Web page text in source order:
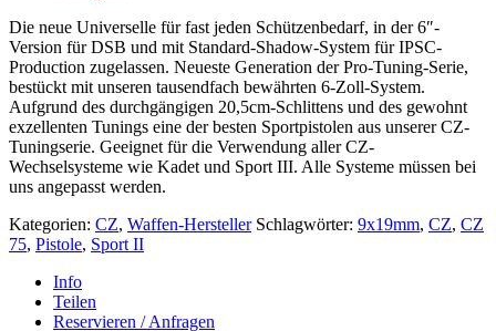
Die neue Universelle für fast jeden Schützenbedarf, in der 6″-
Version für DSB und mit Standard-Shadow-System für IPSC-
Production zugelassen. Neueste Generation der Pro-Tuning-Serie,
bestückt mit unseren tausendfach bewährten 6-Zoll-System.
Aufgrund des durchgängigen 20,5cm-Schlittens und des gewohnt
exzellenten Tunings eine der besten Sportpistolen aus unserer CZ-
Tuningserie. Geeignet für die Verwendung aller CZ-
Wechselsysteme wie Kadet und Sport III. Alle Systeme müssen bei
uns angepasst werden.
Kategorien: CZ, Waffen-Hersteller Schlagwörter: 9x19mm, CZ, CZ
75, Pistole, Sport II
Info
Teilen
Reservieren / Anfragen